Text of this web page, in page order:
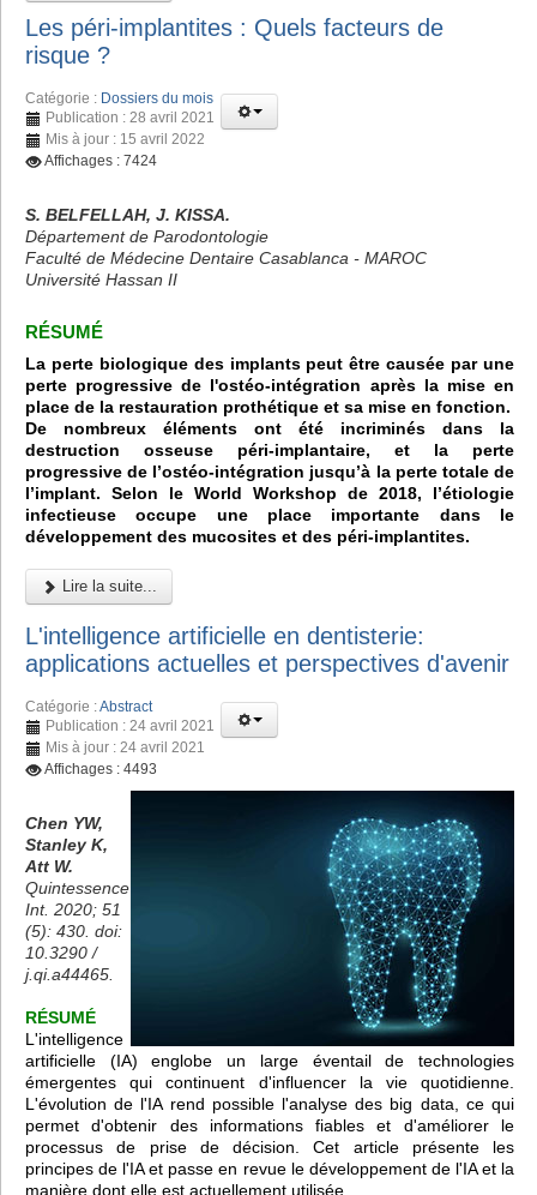
Les péri-implantites : Quels facteurs de
risque ?
Catégorie : Dossiers du mois
Publication : 28 avril 2021
Mis à jour : 15 avril 2022
Affichages : 7424
S. BELFELLAH, J. KISSA.
Département de Parodontologie
Faculté de Médecine Dentaire Casablanca - MAROC
Université Hassan II
RÉSUMÉ
La perte biologique des implants peut être causée par une
perte progressive de l'ostéo-intégration après la mise en
place de la restauration prothétique et sa mise en fonction.
De nombreux éléments ont été incriminés dans la
destruction osseuse péri-implantaire, et la perte
progressive de l’ostéo-intégration jusqu’à la perte totale de
l’implant. Selon le World Workshop de 2018, l’étiologie
infectieuse occupe une place importante dans le
développement des mucosites et des péri-implantites.
Lire la suite...
L'intelligence artificielle en dentisterie:
applications actuelles et perspectives d'avenir
Catégorie :Abstract
Publication : 24 avril 2021
Mis à jour : 24 avril 2021
Affichages : 4493
Chen YW,
Stanley K,
Att W.
Quintessence
Int. 2020; 51
(5): 430. doi:
10.3290 /
j.qi.a44465.
RÉSUMÉ
L'intelligence
artificielle (IA) englobe un large éventail de technologies
émergentes qui continuent d'influencer la vie quotidienne.
L'évolution de l'IA rend possible l'analyse des big data, ce qui
permet d'obtenir des informations fiables et d'améliorer le
processus de prise de décision. Cet article présente les
principes de l'IA et passe en revue le développement de l'IA et la
manière dont elle est actuellement utilisée.